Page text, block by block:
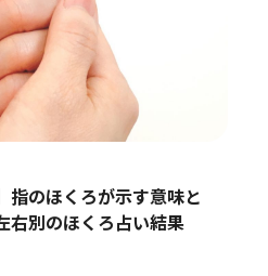
指のほくろが示す意味と
右別のほくろ占い結果